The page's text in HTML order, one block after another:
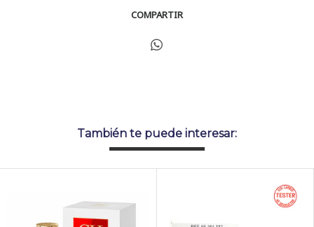
COMPARTIR
También te puede interesar: